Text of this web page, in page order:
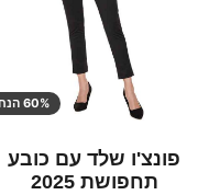
60% הנחה
פונצ'ו שלד עם כובע
תחפושת 2025